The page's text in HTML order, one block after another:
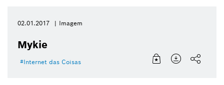
02.01.2017 Imagem
Mykie
Internet das Coisas